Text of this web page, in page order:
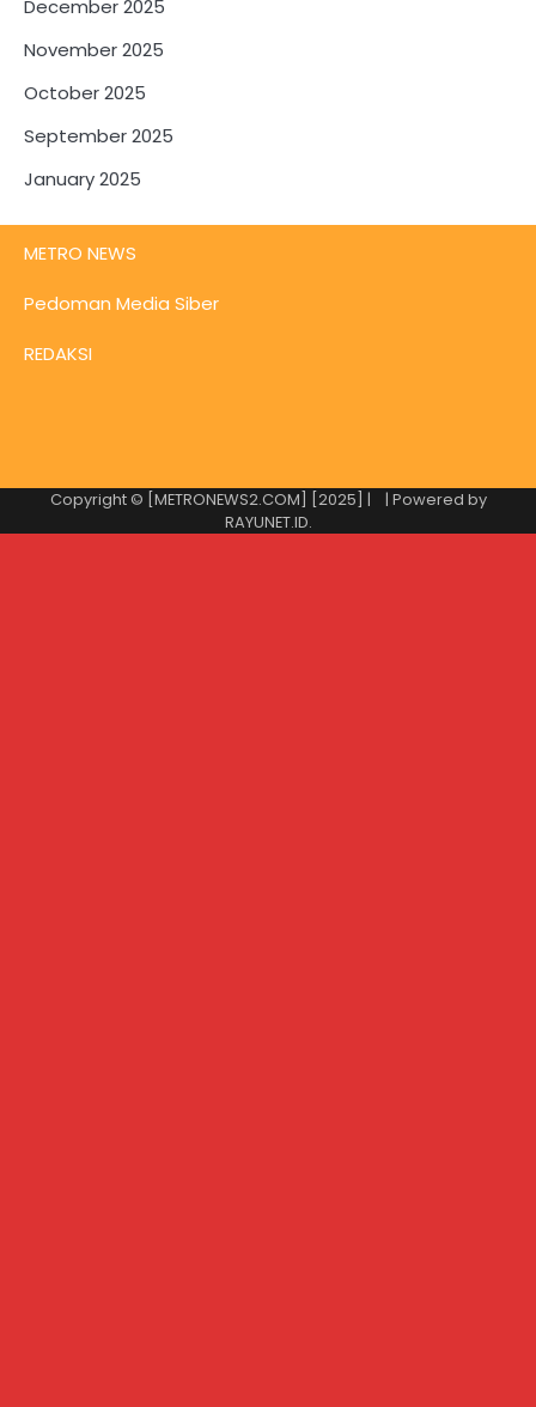
December 2025
November 2025
October 2025
September 2025
January 2025
METRO NEWS
Pedoman Media Siber
REDAKSI
Copyright © [METRONEWS2.COM] [2025] |
| Powered by
RAYUNET.ID.